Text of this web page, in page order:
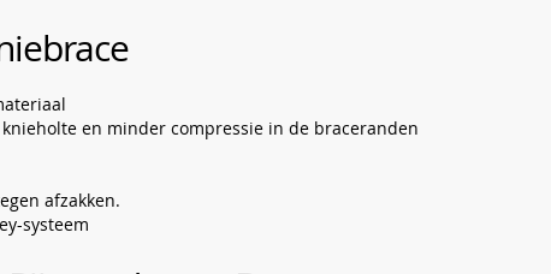
en minder compressie in de braceranden
afzakken.
systeem